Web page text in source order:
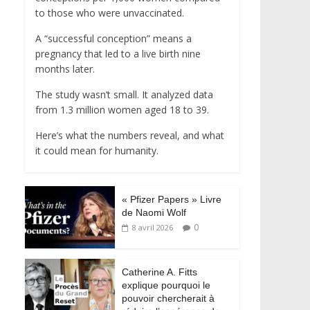
to those who were unvaccinated.
A “successful conception” means a
pregnancy that led to a live birth nine
months later.
The study wasn’t small. It analyzed data
from 1.3 million women aged 18 to 39.
Here’s what the numbers reveal, and what
it could mean for humanity.
« Pfizer Papers » Livre
de Naomi Wolf
8 avril 2026 0
Catherine A. Fitts
explique pourquoi le
pouvoir chercherait à